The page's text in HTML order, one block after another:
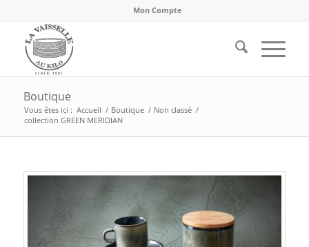
Mon Compte
Boutique
Vous êtes ici : Accueil / Boutique / Non classé /
collection GREEN MERIDIAN